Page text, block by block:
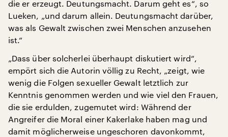
die er erzeugt. Deutungsmacht. Darum geht es“, so
Lueken, „und darum allein. Deutungsmacht darüber,
was als Gewalt zwischen zwei Menschen anzusehen
ist.“
„Dass über solcherlei überhaupt diskutiert wird“,
empört sich die Autorin völlig zu Recht, „zeigt, wie
wenig die Folgen sexueller Gewalt letztlich zur
Kenntnis genommen werden und wie viel den Frauen,
die sie erdulden, zugemutet wird: Während der
Angreifer die Moral einer Kakerlake haben mag und
damit möglicherweise ungeschoren davonkommt,